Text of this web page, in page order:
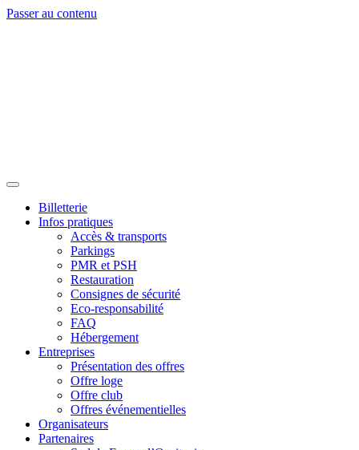
Passer au contenu
Billetterie
Infos pratiques
Accès & transports
Parkings
PMR et PSH
Restauration
Consignes de sécurité
Eco-responsabilité
FAQ
Hébergement
Entreprises
Présentation des offres
Offre loge
Offre club
Offres événementielles
Organisateurs
Partenaires